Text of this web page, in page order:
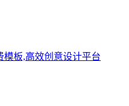
板,高效创意设计平台